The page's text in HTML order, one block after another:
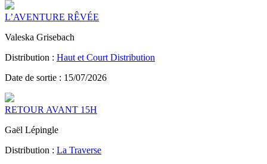
L’AVENTURE RÊVÉE
Valeska Grisebach
Distribution : Haut et Court Distribution
Date de sortie : 15/07/2026
RETOUR AVANT 15H
Gaël Lépingle
Distribution : La Traverse